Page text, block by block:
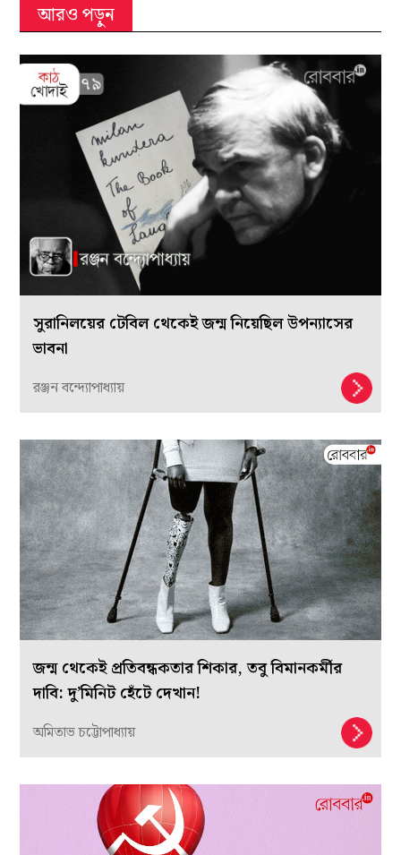
আরও পড়ুন
সুরানিলয়ের টেবিল থেকেই জন্ম নিয়েছিল উপন্যাসের
ভাবনা
রঞ্জন বন্দ্যোপাধ্যায়
জন্ম থেকেই প্রতিবন্ধকতার শিকার, তবু বিমানকর্মীর
দাবি: দু’মিনিট হেঁটে দেখান!
অমিতাভ চট্টোপাধ্যায়